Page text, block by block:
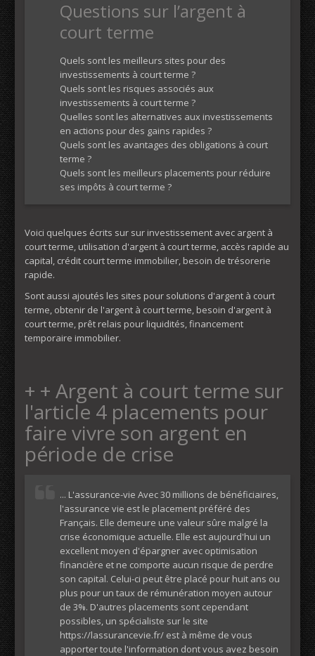
Questions sur l’argent à
court terme
Quels sont les meilleurs sites pour des
investissements à court terme ?
Quels sont les risques associés aux
investissements à court terme ?
Quelles sont les alternatives aux investissements
en actions pour des gains rapides ?
Quels sont les avantages des obligations à court
terme ?
Quels sont les meilleurs placements pour réduire
ses impôts à court terme ?
Voici quelques écrits sur sur investissement avec argent à
court terme, utilisation d'argent à court terme, accès rapide au
capital, crédit court terme immobilier, besoin de trésorerie
rapide.
Sont aussi ajoutés les sites pour solutions d'argent à court
terme, obtenir de l'argent à court terme, besoin d'argent à
court terme, prêt relais pour liquidités, financement
temporaire immobilier.
+ + Argent à court terme sur
l'article 4 placements pour
faire vivre son argent en
période de crise
... L'assurance-vie Avec 30 millions de bénéficiaires,
l'assurance vie est le placement préféré des
Français. Elle demeure une valeur sûre malgré la
crise économique actuelle. Elle est aujourd'hui un
excellent moyen d'épargner avec optimisation
financière et ne comporte aucun risque de perdre
son capital. Celui-ci peut être placé pour huit ans ou
plus pour un taux de rémunération moyen autour
de 3%. D'autres placements sont cependant
possibles, un spécialiste sur le site
https://lassurancevie.fr/ est à même de vous
apporter toute l'information dont vous avez besoin